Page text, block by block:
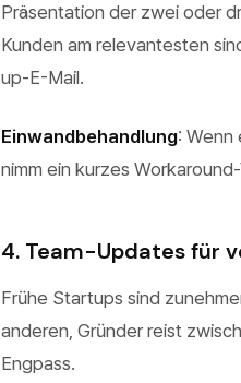
Präsentation der zwei oder
Kunden am relevantesten
up-E-Mail.
Einwandbehandlung: Wenn
nimm ein kurzes
4. Team-Updates für
Frühe Startups sind
anderen, Gründer reist
Engpass.